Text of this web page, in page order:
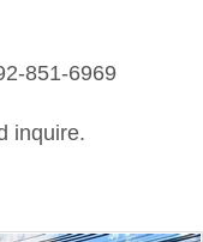
851-6969
inquire.